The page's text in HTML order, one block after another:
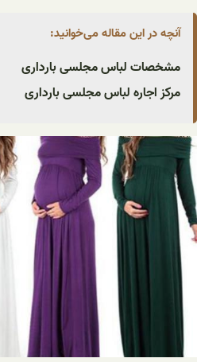
آنچه در این مقاله می‌خوانید:
مشخصات لباس مجلسی بارداری
مرکز اجاره لباس مجلسی بارداری